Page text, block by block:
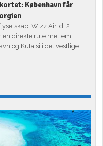
København får
Wizz Air, d. 2.
en direkte rute mellem
og Kutaisi i det vestlige